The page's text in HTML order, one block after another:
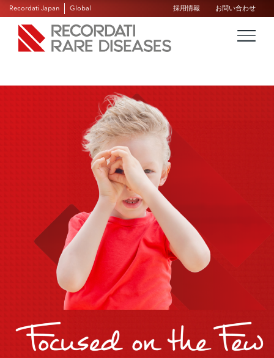
Recordati Japan Global 採用情報 お問い合わせ